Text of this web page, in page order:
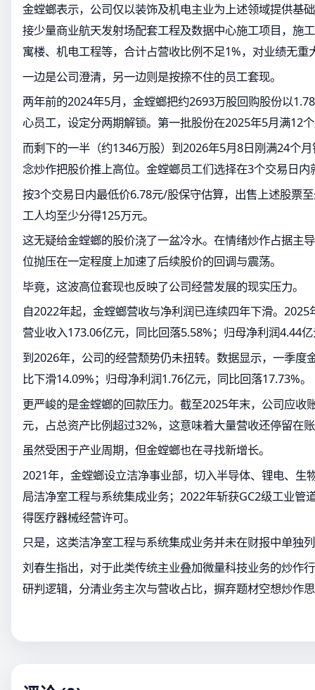
金螳螂表示，公司仅以装饰及机电主业为上述领域提供基
接少量商业航天发射场配套工程及数据中心施工项目，施
寓楼、机电工程等，合计占营收比例不足1%，对业绩无重
一边是公司澄清，另一边则是按捺不住的员工套现。
两年前的2024年5月，金螳螂把约2693万股回购股份以
心员工，设定分两期解锁。第一批股份在2025年5月满12
而剩下的一半（约1346万股）到2026年5月8日刚满24个
念炒作把股价推上高位。金螳螂员工们选择在3个交易日
按3个交易日内最低价6.78元/股保守估算，出售上述股票
工人均至少分得125万元。
这无疑给金螳螂的股价浇了一盆冷水。在情绪炒作占据主
位抛压在一定程度上加速了后续股价的回调与震荡。
毕竟，这波高位套现也反映了公司经营发展的现实压力。
自2022年起，金螳螂营收与净利润已连续四年下滑。
营业收入173.06亿元，同比回落5.58%；归母净利润4.44
到2026年，公司的经营颓势仍未扭转。数据显示，一季度
比下滑14.09%；归母净利润1.76亿元，同比回落17.73%。
更严峻的是金螳螂的回款压力。截至2025年末，公司应收
元，占总资产比例超过32%，这意味着大量营收还停留在
虽然受困于产业周期，但金螳螂也在寻找新增长。
2021年，金螳螂设立洁净事业部，切入半导体、锂电、生
局洁净室工程与系统集成业务；2022年斩获GC2级工业管
得医疗器械经营许可。
只是，这类洁净室工程与系统集成业务并未在财报中单独
刘春生指出，对于此类传统主业叠加微量科技业务的炒作
研判逻辑，分清业务主次与营收占比，摒弃题材空想炒作